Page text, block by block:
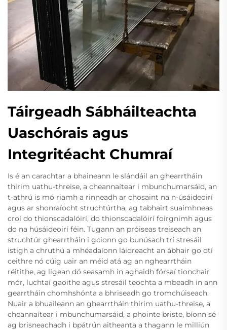
Táirgeadh Sábháilteachta
Uaschórais agus
Integritéacht Chumraí
Is é an carachtar a bhaineann le slándáil an ghearrtháin
thirim uathu-threise, a cheannaítear i mbunchumarsáid, an
t-athrú is mó riamh a rinneadh ar chosaint na n-úsáideoirí
agus ar shonraíocht struchtúrtha, ag tabhairt suaimhneas
croí do thionscadalóirí, do thionscadalóirí foirgnimh agus
do na húsáideoirí féin. Tugann an próiseas treiseach an
struchtúr ghearrtháin i gcionn go bunúsach trí stresáil
istigh a chruthú a mhéadaíonn láidreacht an ábhair go dtí
ceithre nó cúig uair an méid atá ag an nghearrtháin
réitithe, ag ligean dó seasamh in aghaidh fórsaí tionchair
mór, luchtaí gaoithe agus stresáil teochta a mbeadh in ann
gearrtháin chomhshónta a bhriseadh go tromchúiseach.
Nuair a bhuaileann an ghearrtháin thirim uathu-threise, a
cheannaítear i mbunchumarsáid, a phointe briste, bíonn sé
ag brisneachadh i bpátrún aitheanta a thagann le milliún